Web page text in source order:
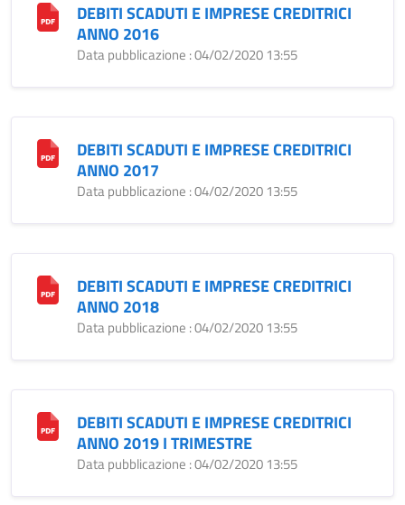
DEBITI SCADUTI E IMPRESE CREDITRICI
ANNO 2016
Data pubblicazione : 04/02/2020 13:55
DEBITI SCADUTI E IMPRESE CREDITRICI
ANNO 2017
Data pubblicazione : 04/02/2020 13:55
DEBITI SCADUTI E IMPRESE CREDITRICI
ANNO 2018
Data pubblicazione : 04/02/2020 13:55
DEBITI SCADUTI E IMPRESE CREDITRICI
ANNO 2019 I TRIMESTRE
Data pubblicazione : 04/02/2020 13:55